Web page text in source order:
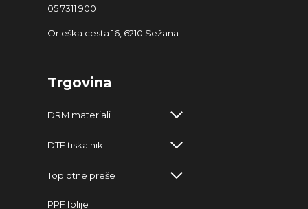
05 7311 900
Orleška cesta 16, 6210 Sežana
Trgovina
DRM materiali
DTF tiskalniki
Toplotne preše
PPF folije